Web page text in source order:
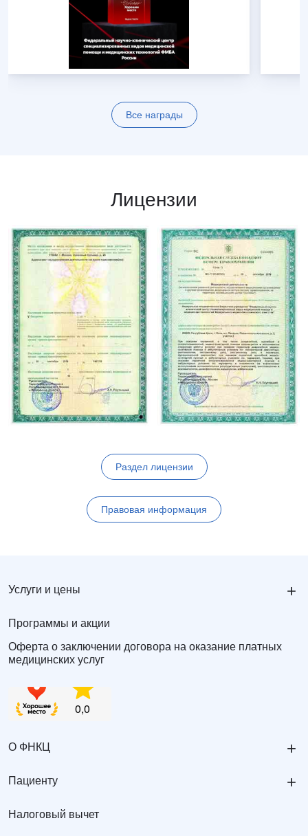
Все награды
Лицензии
Раздел лицензии
Правовая информация
Услуги и цены +
Программы и акции
Оферта о заключении договора на оказание платных
медицинских услуг
О ФНКЦ +
Пациенту +
Налоговый вычет